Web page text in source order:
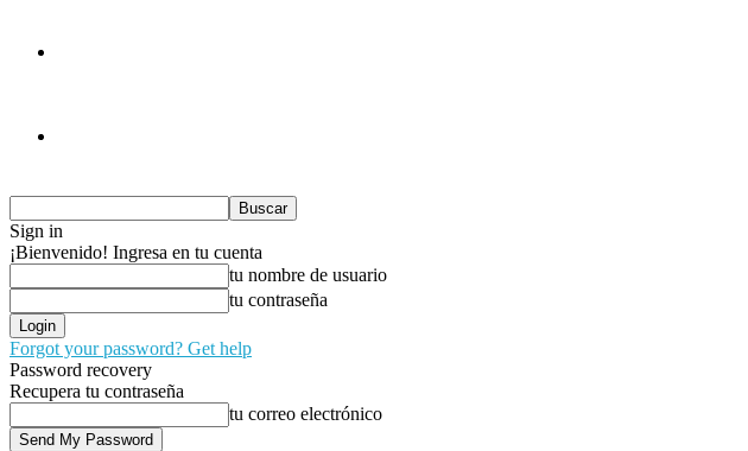
Sign in
¡Bienvenido! Ingresa en tu cuenta
tu nombre de usuario
tu contraseña
Forgot your password? Get help
Password recovery
Recupera tu contraseña
tu correo electrónico